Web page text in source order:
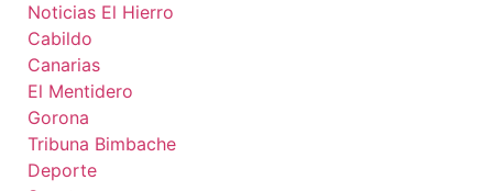
Noticias El Hierro
Cabildo
Canarias
El Mentidero
Gorona
Tribuna Bimbache
Deporte